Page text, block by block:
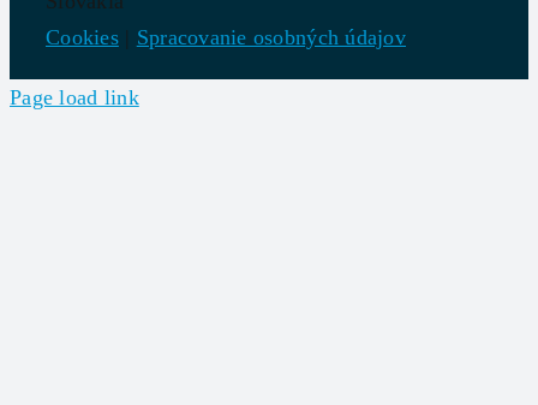
Cookies | Spracovanie osobných údajov
Page load link